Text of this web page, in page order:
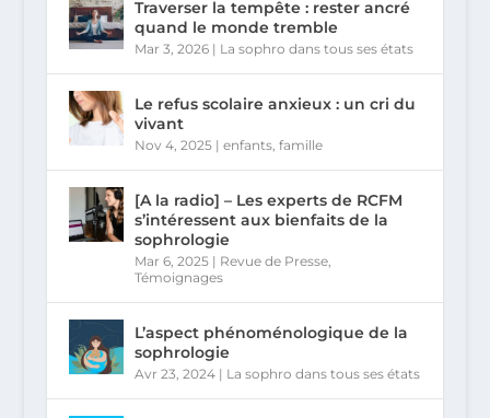
Traverser la tempête : rester ancré
quand le monde tremble
Mar 3, 2026| La sophro dans tous ses états
Le refus scolaire anxieux : un cri du
vivant
Nov 4, 2025| enfants, famille
[A la radio] – Les experts de RCFM
s’intéressent aux bienfaits de la
sophrologie
Mar 6, 2025| Revue de Presse,
Témoignages
L’aspect phénoménologique de la
sophrologie
Avr 23, 2024| La sophro dans tous ses états